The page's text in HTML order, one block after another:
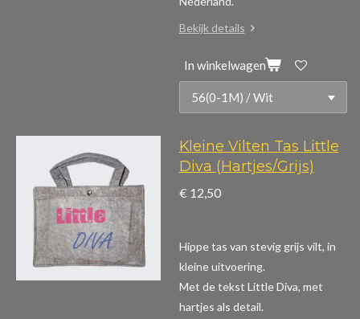
Bekijk details
In winkelwagen
Kleine Vilten Tas Little
Diva (Hartjes/Grijs)
€ 12,50
Hippe tas van stevig grijs vilt, in
kleine uitvoering.
Met de tekst Little Diva, met
hartjes als detail.